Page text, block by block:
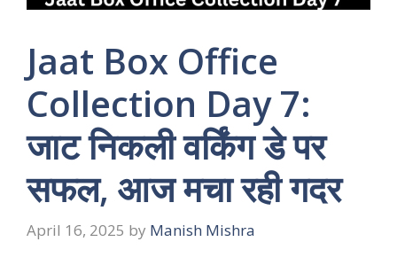
Jaat Box Office
Collection Day 7:
जाट निकली वर्किंग डे पर
सफल, आज मचा रही गदर
April 16, 2025 by Manish Mishra